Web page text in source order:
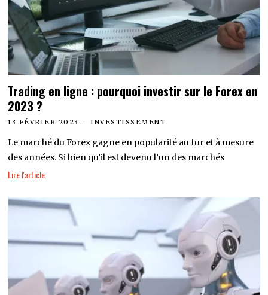
Trading en ligne : pourquoi investir sur le Forex en
2023 ?
13 FÉVRIER 2023 INVESTISSEMENT
Le marché du Forex gagne en popularité au fur et à mesure
des années. Si bien qu’il est devenu l’un des marchés
Lire l'article